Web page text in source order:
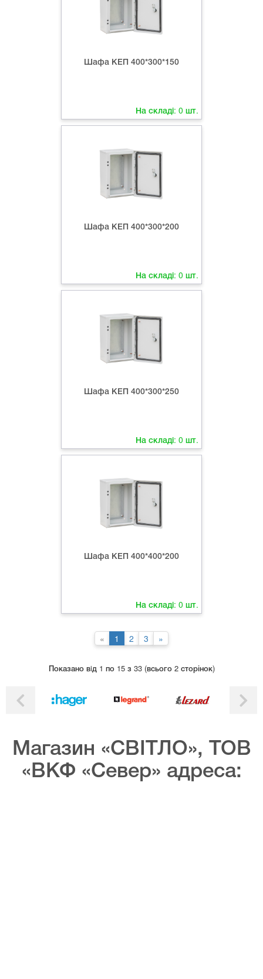
Шафа КЕП 400*300*150
На складі: 0 шт.
Шафа КЕП 400*300*200
На складі: 0 шт.
Шафа КЕП 400*300*250
На складі: 0 шт.
Шафа КЕП 400*400*200
На складі: 0 шт.
« 1 2 3 »
Показано вiд 1 по 15 з 33 (всього 2 сторінок)
Магазин «СВІТЛО», ТОВ
«ВКФ «Север» адреса: